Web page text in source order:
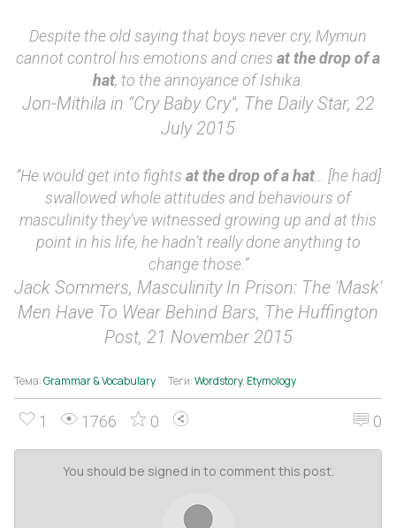
Despite the old saying that boys never cry, Mymun
cannot control his emotions and cries at the drop of a
hat, to the annoyance of Ishika.
Jon-Mithila in “Cry Baby Cry”, The Daily Star, 22
July 2015
“He would get into fights at the drop of a hat… [he had]
swallowed whole attitudes and behaviours of
masculinity they’ve witnessed growing up and at this
point in his life, he hadn’t really done anything to
change those.”
Jack Sommers, Masculinity In Prison: The 'Mask'
Men Have To Wear Behind Bars, The Huffington
Post, 21 November 2015
Тема:Grammar & Vocabulary Теги:Wordstory, Etymology
1 1766 0 0
You should be signed in to comment this post.